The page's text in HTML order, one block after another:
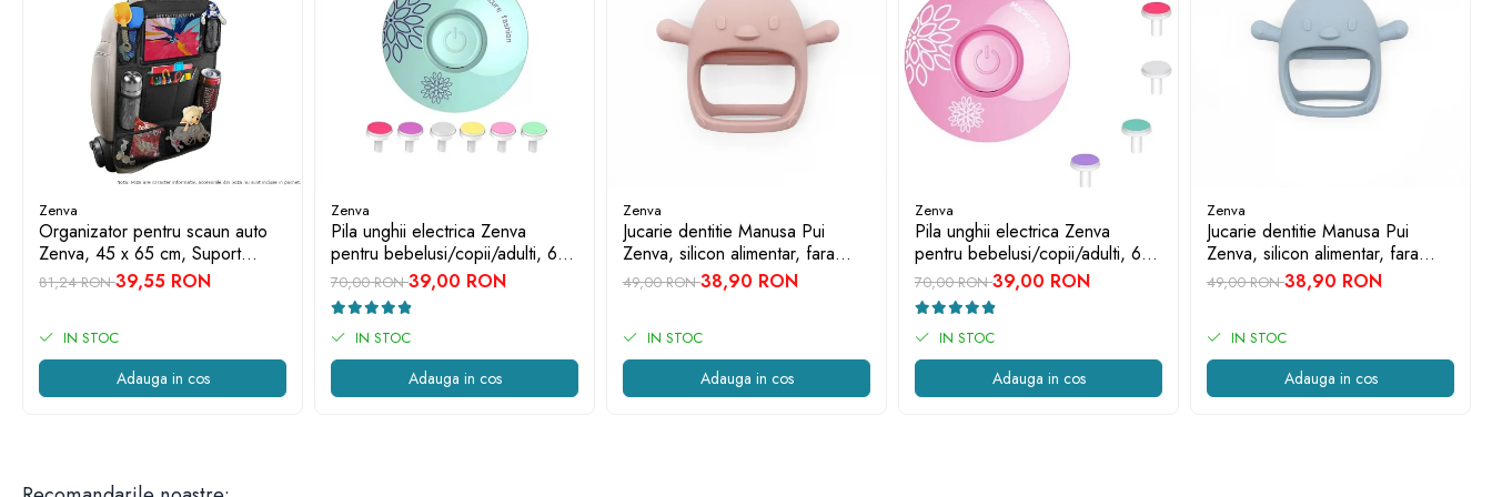
Zenva
Organizator pentru scaun auto
Zenva, 45 x 65 cm, Suport
Tableta, Impermeabil, Negru,
Protectie Scaun Auto, Spatar
81,24 RON39,55 RON
IN STOC
Adauga in cos
Zenva
Pila unghii electrica Zenva
pentru bebelusi/copii/adulti, 6
capete de schimb, verde
70,00 RON39,00 RON
IN STOC
Adauga in cos
Zenva
Jucarie dentitie Manusa Pui
Zenva, silicon alimentar, fara
BPA, 3-12 luni, Roz deschis
49,00 RON38,90 RON
IN STOC
Adauga in cos
Zenva
Pila unghii electrica Zenva
pentru bebelusi/copii/adulti, 6
capete de schimb, roz
70,00 RON39,00 RON
IN STOC
Adauga in cos
Zenva
Jucarie dentitie Manusa Pui
Zenva, silicon alimentar, fara
BPA, 3-12 luni, Albastru
49,00 RON38,90 RON
IN STOC
Adauga in cos